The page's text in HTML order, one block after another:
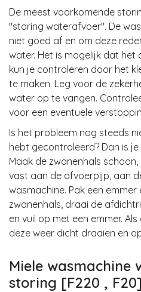
De meest voorkomende
"storing waterafvoer". De
niet goed af en om deze
water. Het is mogelijk dat
kun je controleren door het
te maken. Leg voor de
water op te vangen.
voor een eventuele
Is het probleem nog steeds
hebt gecontroleerd? Dan is
Maak de zwanenhals
vast aan de afvoerpijp, aan
wasmachine. Pak een
zwanenhals, draai de
en vuil op met een emmer.
deze weer dicht draaien en
Miele wasmachine
storing [F220 , F20]